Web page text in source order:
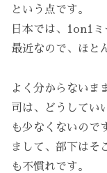
という点です。
日本では、1on1
最近なので、ほと
よく分からないま
司は、どうしてい
も少なくないので
まして、部下はそ
も不慣れです。